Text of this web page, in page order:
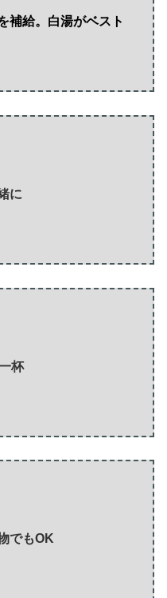
補給。白湯がベスト
に
杯
でもOK